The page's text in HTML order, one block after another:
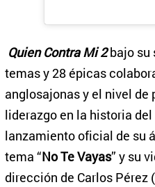
Quien Contra Mi 2bajo su
temas y 28 épicas
anglosajonas y el nivel
liderazgo en la historia
lanzamiento oficial de su
tema “No Te Vayas” y su
dirección de Carlos Pérez